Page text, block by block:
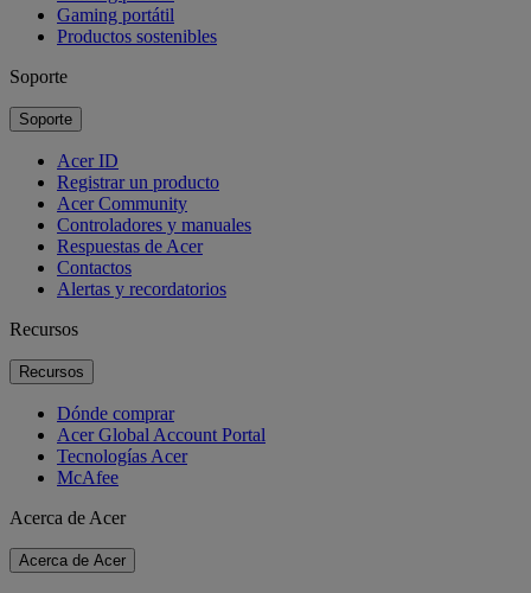
Gaming portátil
Productos sostenibles
Soporte
Soporte
Acer ID
Registrar un producto
Acer Community
Controladores y manuales
Respuestas de Acer
Contactos
Alertas y recordatorios
Recursos
Recursos
Dónde comprar
Acer Global Account Portal
Tecnologías Acer
McAfee
Acerca de Acer
Acerca de Acer